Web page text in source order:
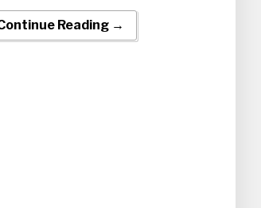
Reading →